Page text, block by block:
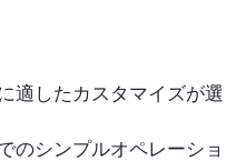
適したカスタマイズが選
のシンプルオペレーショ